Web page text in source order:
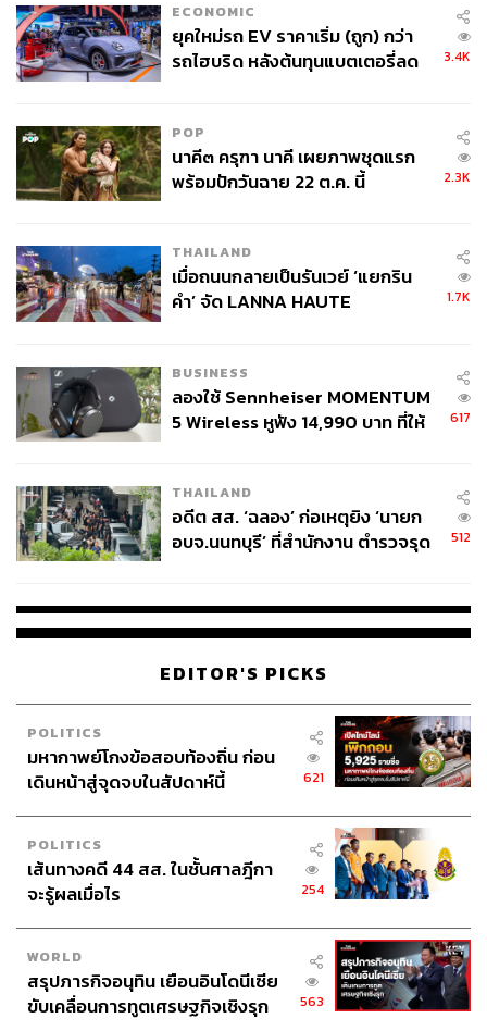
ECONOMIC
ยุคใหม่รถ EV ราคาเริ่ม (ถูก) กว่า
รถไฮบริด หลังต้นทุนแบตเตอรี่ลด
3.4K
POP
นาคี๓ ครุฑา นาคี เผยภาพชุดแรก
พร้อมปักวันฉาย 22 ต.ค. นี้
2.3K
THAILAND
เมื่อถนนกลายเป็นรันเวย์ ‘แยกริน
คำ’ จัด LANNA HAUTE
1.7K
BUSINESS
ลองใช้ Sennheiser MOMENTUM
5 Wireless หูฟัง 14,990 บาท ที่ให้
617
THAILAND
อดีต สส. ‘ฉลอง’ ก่อเหตุยิง ‘นายก
อบจ.นนทบุรี’ ที่สำนักงาน ตำรวจรุด
512
EDITOR'S PICKS
POLITICS
มหากาพย์โกงข้อสอบท้องถิ่น ก่อน
เดินหน้าสู่จุดจบในสัปดาห์นี้
621
POLITICS
เส้นทางคดี 44 สส. ในชั้นศาลฎีกา
จะรู้ผลเมื่อไร
254
WORLD
สรุปภารกิจอนุทิน เยือนอินโดนีเซีย
ขับเคลื่อนการทูตเศรษฐกิจเชิงรุก
563